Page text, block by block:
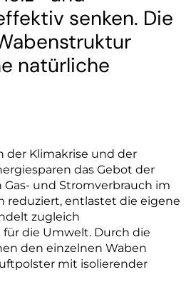
senken. Die
natürliche
der Klimakrise und der
das Gebot der
Gas- und Stromverbrauch im
reduziert, entlastet die eigene
zugleich
die Umwelt. Durch die
den einzelnen Waben
mit isolierender